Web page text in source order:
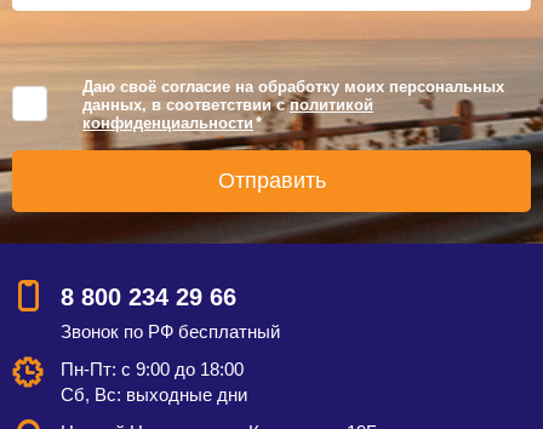
Даю своё согласие на обработку моих персональных
данных, в соответствии сполитикой
конфиденциальности *
8 800 234 29 66
Звонок по РФ бесплатный
Пн-Пт: с 9:00 до 18:00
Сб, Вс: выходные дни